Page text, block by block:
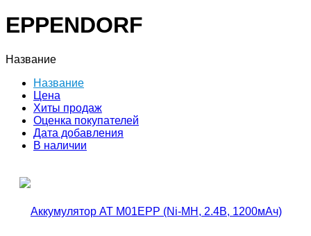
EPPENDORF
Название
Название
Цена
Хиты продаж
Оценка покупателей
Дата добавления
В наличии